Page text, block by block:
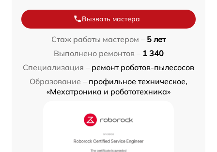
Вызвать мастера
Стаж работы мастером – 5 лет
Выполнено ремонтов – 1 340
Специализация – ремонт роботов-пылесосов
Образование – профильное техническое,
«Мехатроника и робототехника»